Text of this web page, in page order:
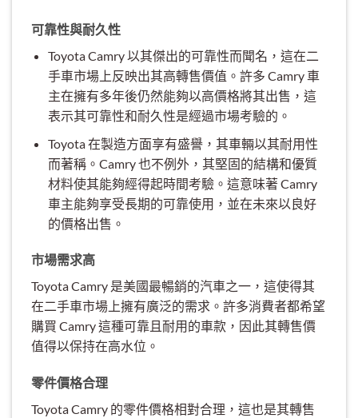
可靠性與耐久性
Toyota Camry 以其傑出的可靠性而聞名，這在二
手車市場上反映出其高轉售價值。許多 Camry 車
主在擁有多年後仍然能夠以高價格將其出售，這
表示其可靠性和耐久性是經過市場考驗的。
Toyota 在製造方面享有盛譽，其車輛以其耐用性
而著稱。Camry 也不例外，其堅固的結構和優質
材料使其能夠經得起時間考驗。這意味著 Camry
車主能夠享受長期的可靠使用，並在未來以良好
的價格出售。
市場需求高
Toyota Camry 是美國最暢銷的汽車之一，這使得其
在二手車市場上擁有廣泛的需求。許多消費者都希望
購買 Camry 這種可靠且耐用的車款，因此其轉售價
值得以保持在高水位。
零件價格合理
Toyota Camry 的零件價格相對合理，這也是其轉售